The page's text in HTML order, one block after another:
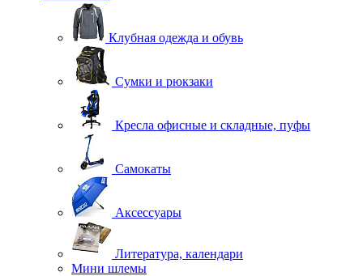
Клубная одежда и обувь
Сумки и рюкзаки
Кресла офисные и складные, пуфы
Самокаты
Аксессуары
Литература, календари
Мини шлемы